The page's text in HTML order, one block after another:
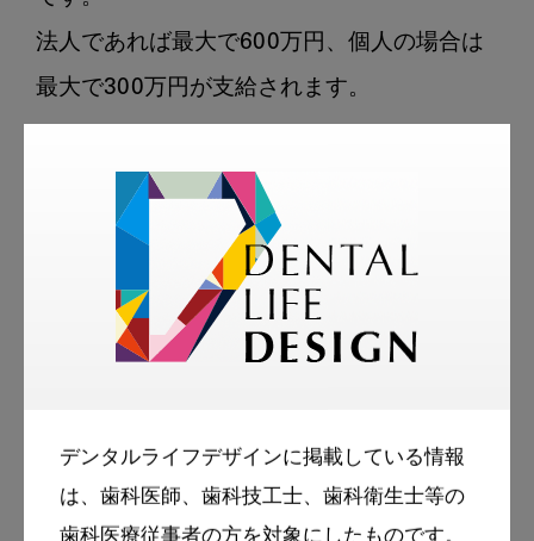
デンタルライフデザインに掲載している情報
は、歯科医師、歯科技工士、歯科衛生士等の
法人であれば最大で600万円、個人の場合は
最大で300万円が支給されます。